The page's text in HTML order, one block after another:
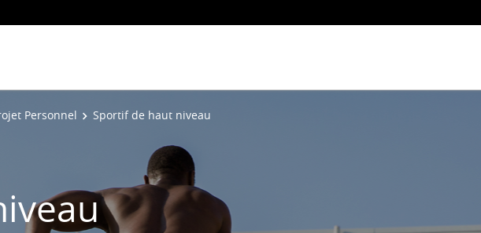
Personnel Sportif de haut niveau